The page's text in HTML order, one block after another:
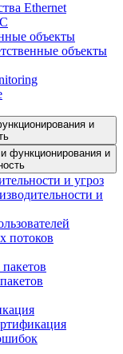
Ethernet
объекты
объекты
и
функционирования и
и угроз
и
потоков